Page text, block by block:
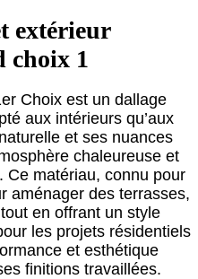
extérieur
choix 1
Choix est un dallage
aux intérieurs qu’aux
et ses nuances
chaleureuse et
Ce matériau, connu pour
aménager des terrasses,
en offrant un style
les projets résidentiels
et esthétique
finitions travaillées.